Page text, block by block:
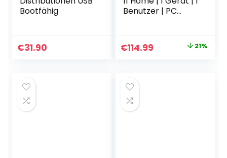
Bootfähig
€31.90
Benutzer | PC
Original
€145.00.
€114.99 Current 21%